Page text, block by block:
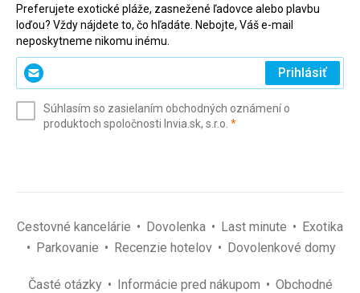
Preferujete exotické pláže, zasnežené ľadovce alebo plavbu
loďou? Vždy nájdete to, čo hľadáte. Nebojte, Váš e-mail
neposkytneme nikomu inému.
Zadajte
svoj
(povinné)
Prihlásiť
Súhlasím so zasielaním obchodných oznámení o
produktoch spoločnosti Invia.sk, s.r.o. *(povinné)
Cestovné kancelárie Dovolenka Last minute
Exotika
Parkovanie
Recenzie hotelov Dovolenkové domy
Časté otázky Informácie pred nákupom
Obchodné